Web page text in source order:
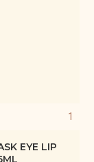
1
EYE LIP